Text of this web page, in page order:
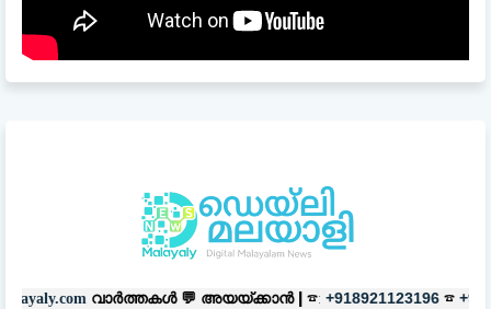
💬അയയ്ക്കാൻ | ☎: +918921123196 ☎ +918606657037